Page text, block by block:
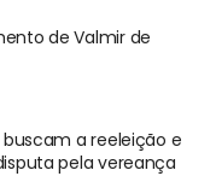
de Valmir de
a reeleição e
pela vereança